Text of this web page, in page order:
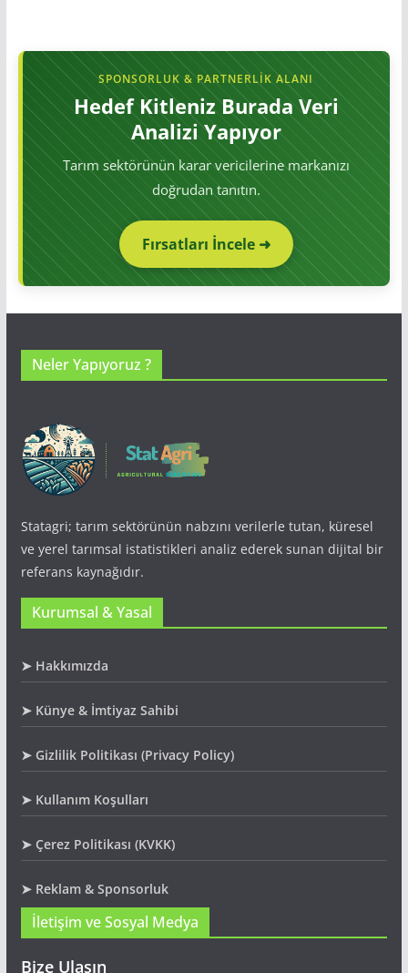
SPONSORLUK & PARTNERLIK ALANI
Hedef Kitleniz Burada Veri
Analizi Yapıyor
Tarım sektörünün karar vericilerine markanızı
doğrudan tanıtın.
Fırsatları İncele ➜
Neler Yapıyoruz ?
Statagri; tarım sektörünün nabzını verilerle tutan, küresel
ve yerel tarımsal istatistikleri analiz ederek sunan dijital bir
referans kaynağıdır.
Kurumsal & Yasal
➤ Hakkımızda
➤ Künye & İmtiyaz Sahibi
➤ Gizlilik Politikası (Privacy Policy)
➤ Kullanım Koşulları
➤ Çerez Politikası (KVKK)
➤ Reklam & Sponsorluk
İletişim ve Sosyal Medya
Bize Ulaşın